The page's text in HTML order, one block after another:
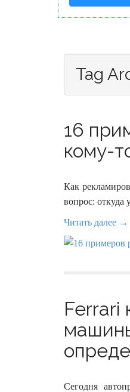
Tag
16
кому-
Как
вопрос: откуда
Читать далее →
Ferrari
Сегодня